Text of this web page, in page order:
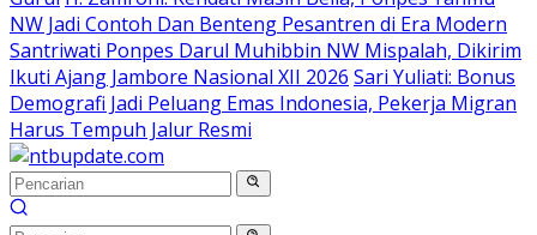
NW Jadi Contoh Dan Benteng Pesantren di Era Modern
Santriwati Ponpes Darul Muhibbin NW Mispalah, Dikirim
Ikuti Ajang Jambore Nasional XII 2026 Sari Yuliati: Bonus
Demografi Jadi Peluang Emas Indonesia, Pekerja Migran
Harus Tempuh Jalur Resmi